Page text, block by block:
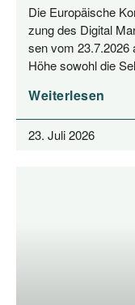
Die Euro­päi­sche
zung des Digi­tal
sen vom 23.7.2026
Höhe sowohl die
Weiterlesen
23. Juli 2026